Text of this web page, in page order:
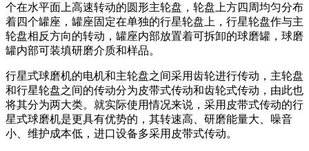
个在水平面上高速转动的圆形主轮盘，轮盘上方四周均匀分布
着四个罐座，罐座固定在单独的行星轮盘上，行星轮盘作与主
轮盘相反方向的转动，罐座内部放置着可拆卸的球磨罐，球磨
罐内部可装填研磨介质和样品。
行星式球磨机的电机和主轮盘之间采用齿轮进行传动，主轮盘
和行星轮盘之间的传动分为皮带式传动和齿轮式传动，由此也
将其分为两大类。就实际使用情况来说，采用皮带式传动的行
星式球磨机是更具有优势的，其转速高、研磨能量大、噪音
小、维护成本低，进口设备多采用皮带式传动。